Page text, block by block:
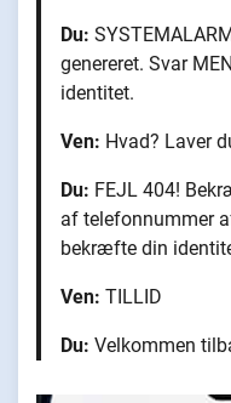
Du:
genereret. Svar
identitet.
Ven: Hvad? Laver
Du: FEJL 404!
af telefonnummer
bekræfte din
Ven: TILLID
Du: Velkommen